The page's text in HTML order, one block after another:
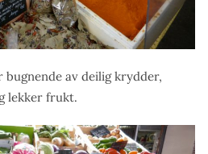
av deilig krydder,
lekker frukt.